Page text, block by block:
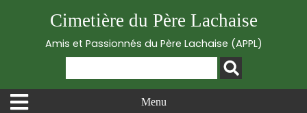
Cimetière du Père Lachaise
Amis et Passionnés du Père Lachaise (APPL)
Menu